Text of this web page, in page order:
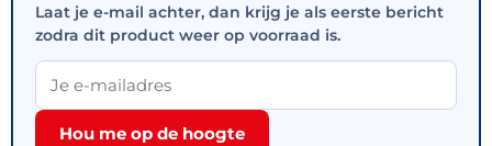
Laat je e-mail achter, dan krijg je als eerste bericht
zodra dit product weer op voorraad is.
Hou me op de hoogte